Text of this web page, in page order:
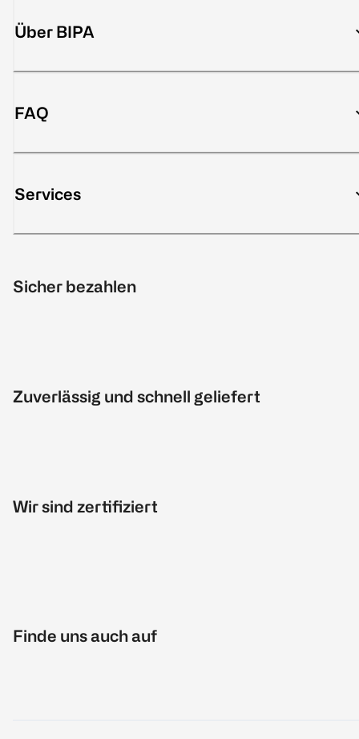
Über BIPA
FAQ
Services
Sicher bezahlen
Zuverlässig und schnell geliefert
Wir sind zertifiziert
Finde uns auch auf